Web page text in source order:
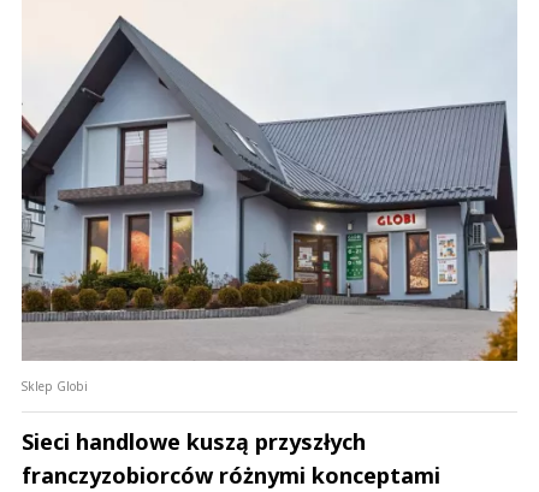
Sklep Globi
Sieci handlowe kuszą przyszłych
franczyzobiorców różnymi konceptami